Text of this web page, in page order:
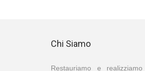
Chi Siamo
Restauriamo e realizziamo